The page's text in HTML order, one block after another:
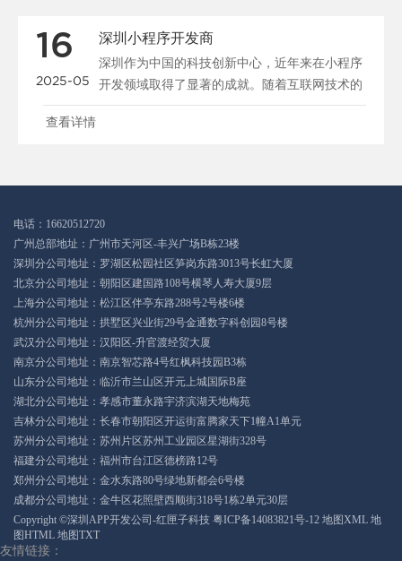
16
2025-05
深圳小程序开发商
深圳作为中国的科技创新中心，近年来在小程序
开发领域取得了显著的成就。随着互联网技术的
不断进步，小程序已经成为了许多企业与...
查看详情
电话：16620512720
广州总部地址：广州市天河区-丰兴广场B栋23楼
深圳分公司地址：罗湖区松园社区笋岗东路3013号长虹大厦
北京分公司地址：朝阳区建国路108号横琴人寿大厦9层
上海分公司地址：松江区伴亭东路288号2号楼6楼
杭州分公司地址：拱墅区兴业街29号金通数字科创园8号楼
武汉分公司地址：汉阳区-升官渡经贸大厦
南京分公司地址：南京智芯路4号红枫科技园B3栋
山东分公司地址：临沂市兰山区开元上城国际B座
湖北分公司地址：孝感市董永路宇济滨湖天地梅苑
吉林分公司地址：长春市朝阳区开运街富腾家天下1幢A1单元
苏州分公司地址：苏州片区苏州工业园区星湖街328号
福建分公司地址：福州市台江区德榜路12号
郑州分公司地址：金水东路80号绿地新都会6号楼
成都分公司地址：金牛区花照壁西顺街318号1栋2单元30层
Copyright ©深圳APP开发公司-红匣子科技 粤ICP备14083821号-12 地图XML 地
图HTML 地图TXT
友情链接：